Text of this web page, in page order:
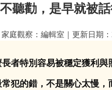
不聽勸，是早就被
庭觀察：編輯室｜更新日期：
者特別容易被穩定獲利與
犯的錯，不是關心太慢